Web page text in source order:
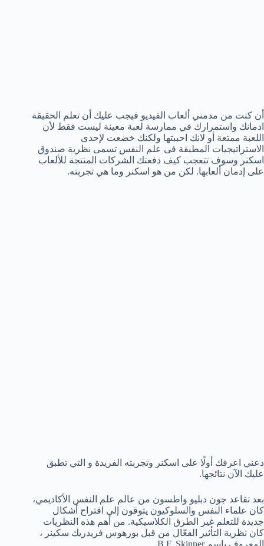
أن كنت من مدمني ألعاب الفيديو فيجب عليك أن تعلم الحقيقة
ادمانك واستمرارك في ممارسة لعبة معينة ليست فقط لأن
اللعبة ممتعة أو لانك احببتها ولكنك خضعت لإحدى
الاستراتيجيات المطبقة فى علم النفس تسمى نظرية صندوق
اسكنر وسوف تتعجب كيف دفعتك الشركات المنتجة للألعاب
على إدمان ألعابها. لكن من هو اسكنر وما هي تجربته.
دعني اعرفك أولًا على اسكنر وتجربته الفريدة و التي تطبق
عليك الآن نتائجها.
بعد تقاعد جون دبليو واطسون من عالم علم النفس الأكاديمي،
كان علماء النفس والسلوكيون يتوقون إلى اقتراح أشكال
جديدة للتعلم غير الطرق الكلاسيكية. من أهم هذه النظريات
كان نظرية التأثير الفعّال من قبل بورهوس فريدريك سكينر ،
المعروف باسم B.F. Skinner.